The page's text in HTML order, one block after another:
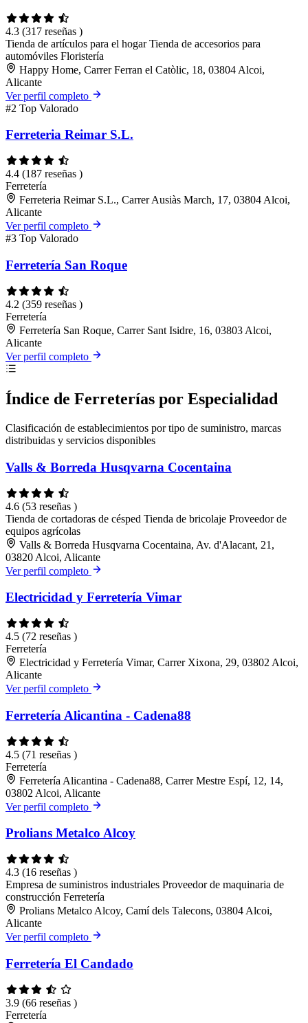
4.3 (317 reseñas )
Tienda de artículos para el hogarTienda de accesorios para
automóviles Floristería
Happy Home, Carrer Ferran el Catòlic, 18, 03804 Alcoi,
Alicante
Ver perfil completo
#2 Top Valorado
Ferreteria Reimar S.L.
4.4 (187 reseñas )
Ferretería
Ferreteria Reimar S.L., Carrer Ausiàs March, 17, 03804 Alcoi,
Alicante
Ver perfil completo
#3 Top Valorado
Ferretería San Roque
4.2 (359 reseñas )
Ferretería
Ferretería San Roque, Carrer Sant Isidre, 16, 03803 Alcoi,
Alicante
Ver perfil completo
Índice de Ferreterías por Especialidad
Clasificación de establecimientos por tipo de suministro, marcas
distribuidas y servicios disponibles
Valls & Borreda Husqvarna Cocentaina
4.6 (53 reseñas )
Tienda de cortadoras de césped Tienda de bricolaje Proveedor de
equipos agrícolas
Valls & Borreda Husqvarna Cocentaina, Av. d'Alacant, 21,
03820 Alcoi, Alicante
Ver perfil completo
Electricidad y Ferretería Vimar
4.5 (72 reseñas )
Ferretería
Electricidad y Ferretería Vimar, Carrer Xixona, 29, 03802 Alcoi,
Alicante
Ver perfil completo
Ferretería Alicantina - Cadena88
4.5 (71 reseñas )
Ferretería
Ferretería Alicantina - Cadena88, Carrer Mestre Espí, 12, 14,
03802 Alcoi, Alicante
Ver perfil completo
Prolians Metalco Alcoy
4.3 (16 reseñas )
Empresa de suministros industriales Proveedor de maquinaria de
construcción Ferretería
Prolians Metalco Alcoy, Camí dels Talecons, 03804 Alcoi,
Alicante
Ver perfil completo
Ferretería El Candado
3.9 (66 reseñas )
Ferretería